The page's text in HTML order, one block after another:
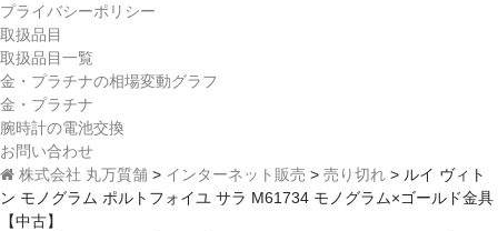
プライバシーポリシー
取扱品目
取扱品目一覧
金・プラチナの相場変動グラフ
金・プラチナ
腕時計の電池交換
お問い合わせ
株式会社 丸万質舗 > インターネット販売 > 売り切れ > ルイ ヴィト
ン モノグラム ポルトフォイユ サラ M61734 モノグラム×ゴールド金具
【中古】